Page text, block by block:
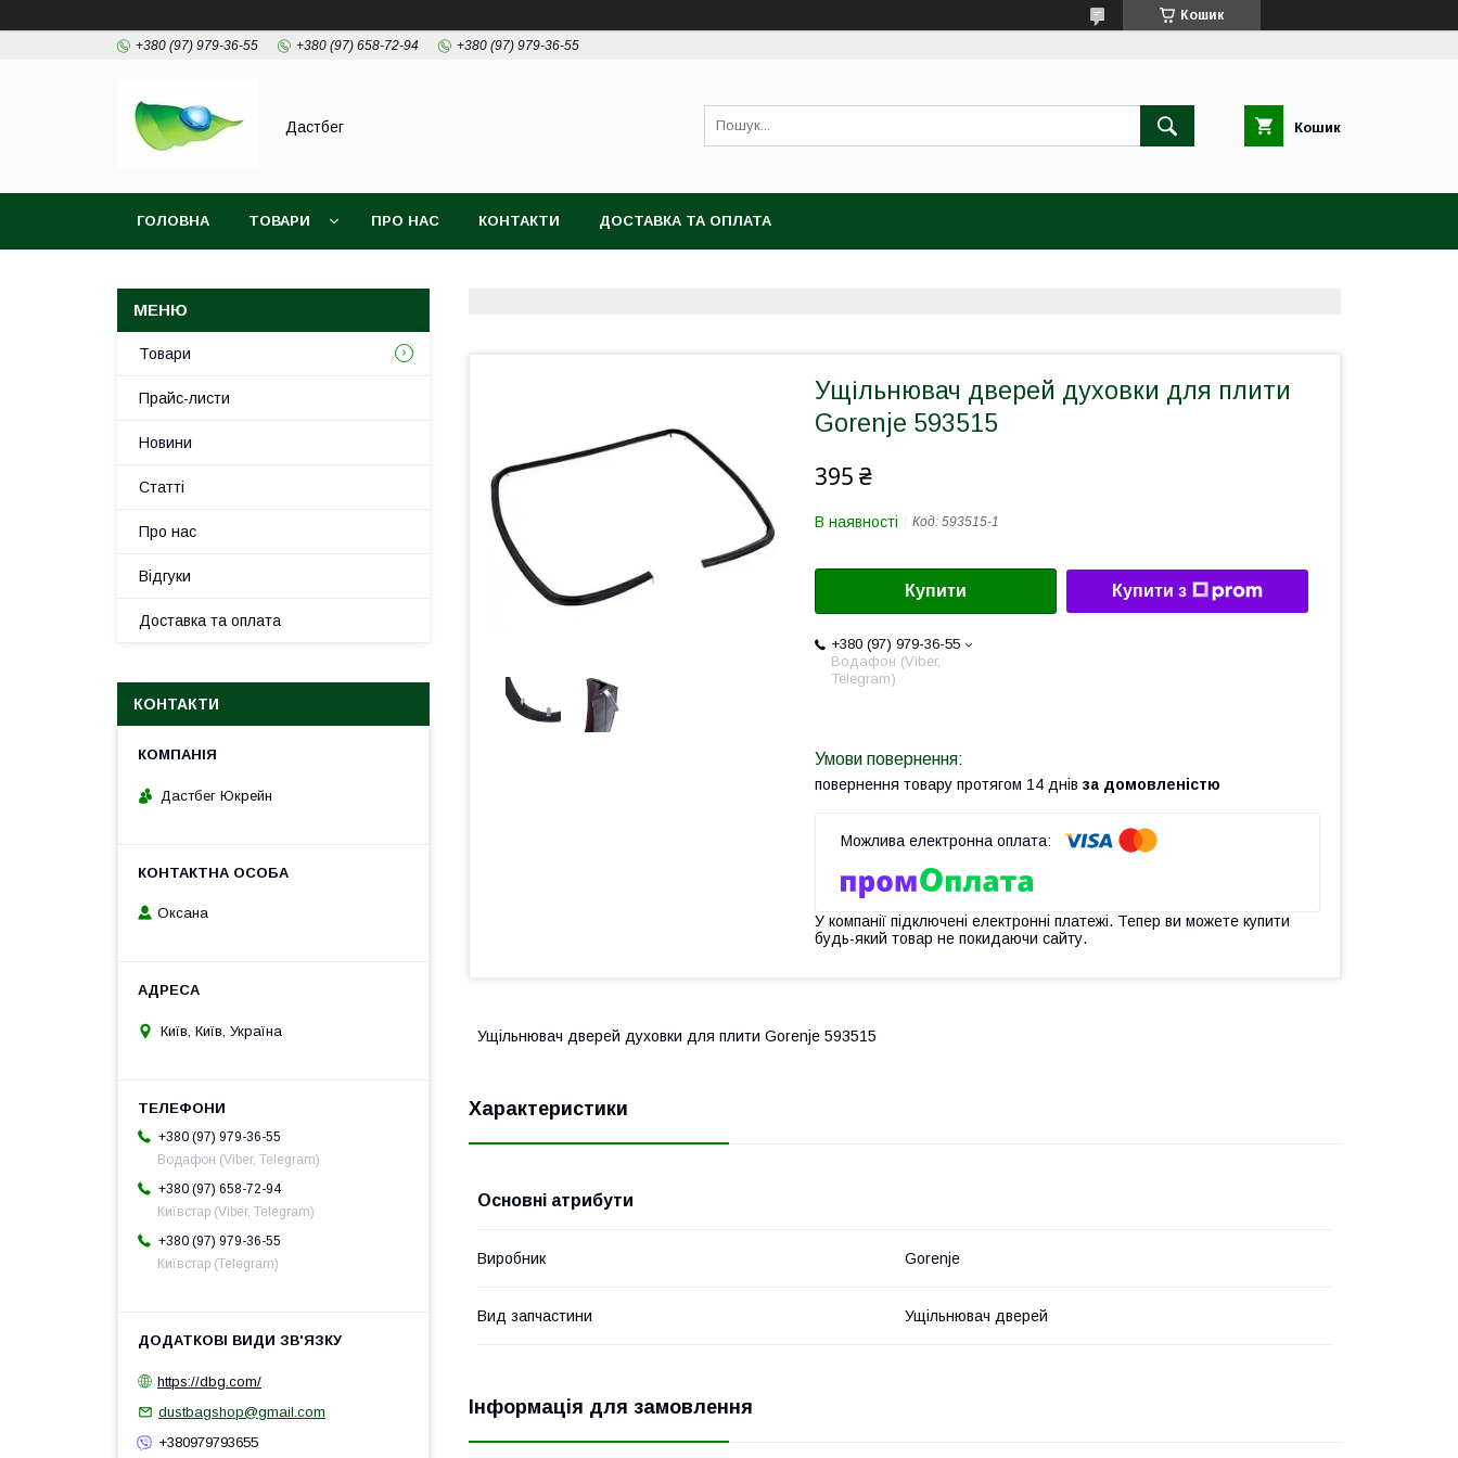
Кошик
+380 (97) 979-36-55 +380 (97) 658-72-94 +380 (97) 979-36-55
Дастбег Кошик
ГОЛОВНА ТОВАРИ ПРО НАС КОНТАКТИ ДОСТАВКА ТА ОПЛАТА
Ущільнювач дверей духовки для плити
Gorenje 593515
395 ₴
В наявності Код: 593515-1
Купити Купити з
+380 (97) 979-36-55
Водафон (Viber,
Telegram)
повернення товару протягом 14 днів за домовленістю
У компанії підключені електронні платежі. Тепер ви можете купити
будь-який товар не покидаючи сайту.
Ущільнювач дверей духовки для плити Gorenje 593515
Характеристики
Основні атрибути
Виробник Gorenje
Вид запчастини Ущільнювач дверей
Інформація для замовлення
Товари
Прайс-листи
Новини
Статті
Про нас
Відгуки
Доставка та оплата
КОНТАКТИ
Дастбег Юкрейн
Оксана
Київ, Київ, Україна
+380 (97) 979-36-55
Водафон (Viber, Telegram)
+380 (97) 658-72-94
Київстар (Viber, Telegram)
+380 (97) 979-36-55
Київстар (Telegram)
https://dbg.com/
dustbagshop@gmail.com
+380979793655